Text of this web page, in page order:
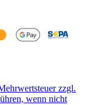
zzgl.
wenn nicht